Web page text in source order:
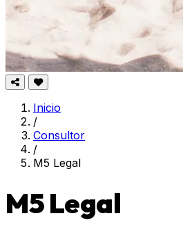
Inicio
/
Consultor
/
M5 Legal
M5 Legal